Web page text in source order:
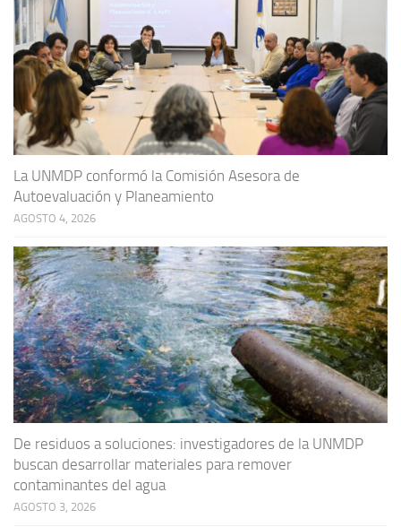
La UNMDP conformó la Comisión Asesora de
Autoevaluación y Planeamiento
AGOSTO 4, 2026
De residuos a soluciones: investigadores de la UNMDP
buscan desarrollar materiales para remover
contaminantes del agua
AGOSTO 3, 2026